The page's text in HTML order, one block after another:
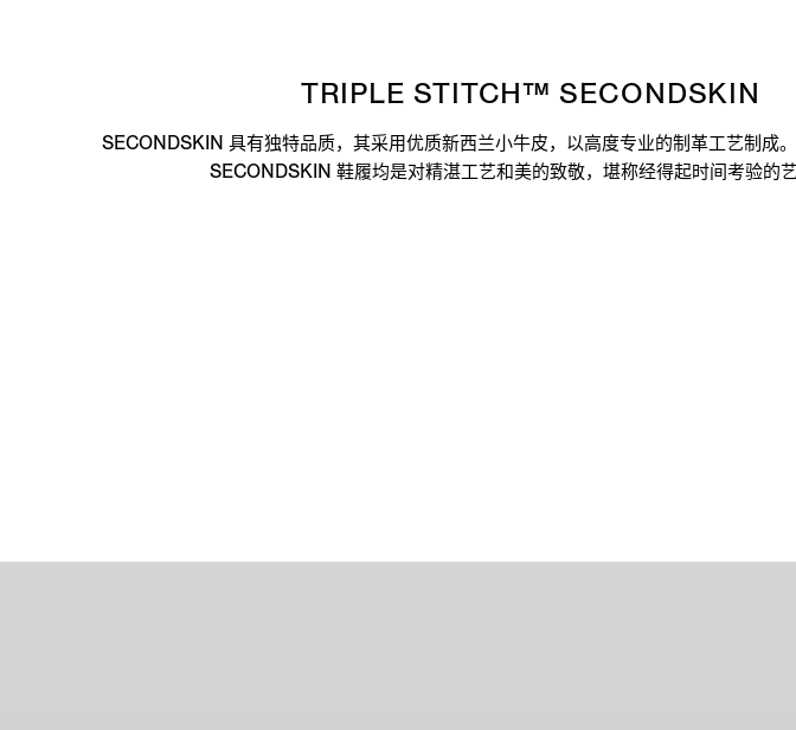
TRIPLE STITCH™ SECONDSKIN
SECONDSKIN 具有独特品质，其采用优质新西兰小牛皮，以高度专业的制革工艺制
SECONDSKIN 鞋履均是对精湛工艺和美的致敬，堪称经得起时间考验的艺